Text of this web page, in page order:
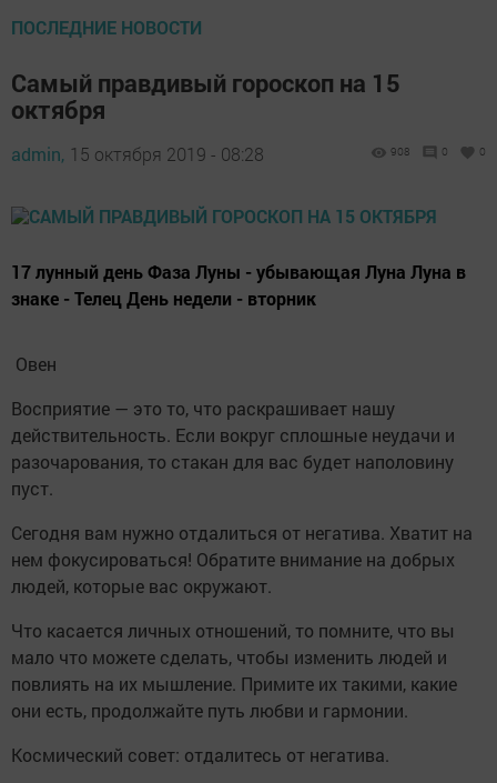
ПОСЛЕДНИЕ НОВОСТИ
Самый правдивый гороскоп на 15
октября
admin, 15 октября 2019 - 08:28 908 0 0
17 лунный день Фаза Луны - убывающая Луна Луна в
знаке - Телец День недели - вторник
Овен
Восприятие — это то, что раскрашивает нашу
действительность. Если вокруг сплошные неудачи и
разочарования, то стакан для вас будет наполовину
пуст.
Сегодня вам нужно отдалиться от негатива. Хватит на
нем фокусироваться! Обратите внимание на добрых
людей, которые вас окружают.
Что касается личных отношений, то помните, что вы
мало что можете сделать, чтобы изменить людей и
повлиять на их мышление. Примите их такими, какие
они есть, продолжайте путь любви и гармонии.
Космический совет: отдалитесь от негатива.